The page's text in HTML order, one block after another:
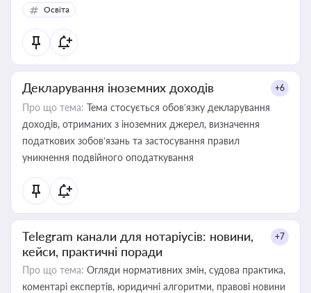
Освіта
Декларування іноземних доходів +6
Про що тема: Тема стосується обов’язку декларування
доходів, отриманих з іноземних джерел, визначення
податкових зобов’язань та застосування правил
уникнення подвійного оподаткування
Telegram канали для нотаріусів: новини,
кейси, практичні поради
+7
Про що тема: Огляди нормативних змін, судова практика,
коментарі експертів, юридичні алгоритми, правові новини